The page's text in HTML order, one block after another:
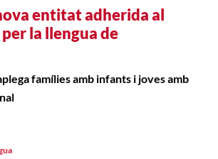
entitat adherida al
la llengua de
famílies amb infants i joves amb